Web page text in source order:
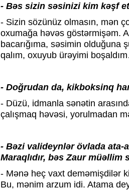
- Bəs sizin səsinizi kim kəşf
- Sizin sözünüz olmasın, mən
oxumağa həvəs göstərmişəm.
bacarığıma, səsimin olduğuna
qalım, oxuyub ürəyimi
- Doğrudan da, kikboksinq
- Düzü, idmanla sənətin
çalışmaq həvəsi, yorulmadan
- Bəzi valideynlər övlada ata-
Maraqlıdır, bəs Zaur
- Mənə heç vaxt deməmişdilər
Bu, mənim arzum idi. Atama